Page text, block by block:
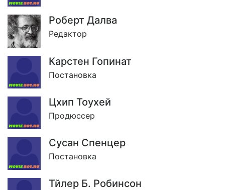
Роберт Далва
Редактор
Карстен Гопинат
Постановка
Цхип Тоухей
Продюссер
Сусан Спенцер
Постановка
Тйлер Б. Робинсон